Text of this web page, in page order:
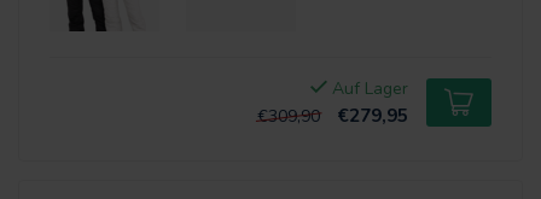
Auf Lager
€309,90
€279,95